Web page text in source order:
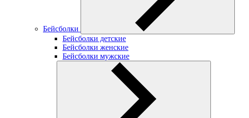
Бейсболки
Бейсболки детские
Бейсболки женские
Бейсболки мужские